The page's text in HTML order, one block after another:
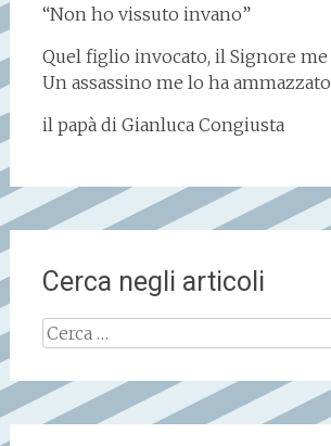
“Non ho vissuto invano”
Quel figlio invocato, il Signore me
Un assassino me lo ha
il papà di Gianluca Congiusta
Cerca negli articoli
Ricerca